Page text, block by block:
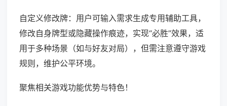
自定义修改牌：用户可输入需求生成专用辅助工具，
修改自身牌型或隐藏操作痕迹，实现“必胜”效果，适
用于多种场景（如与好友对局），但需注意遵守游戏
规则，维护公平环境。
聚焦相关游戏功能优势与特色！